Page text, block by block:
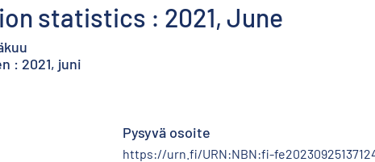
statistics : 2021, June
: 2021, juni
Pysyvä osoite
https://urn.fi/URN:NBN:fi-